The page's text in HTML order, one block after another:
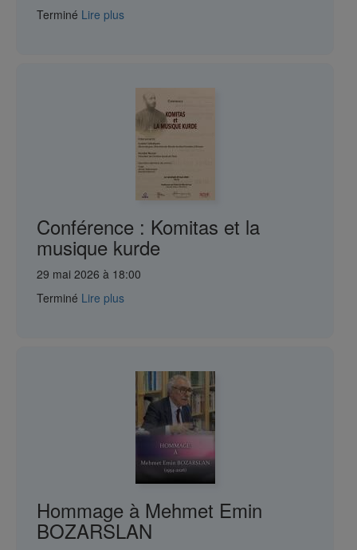
Terminé Lire plus
Conférence : Komitas et la
musique kurde
29 mai 2026 à 18:00
Terminé Lire plus
Hommage à Mehmet Emin
BOZARSLAN